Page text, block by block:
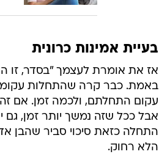
בעיית אמינות כרונית
אז את אומרת לעצמך "בסדר, זו
באמת. כבר קרה שהתחלות
עקום התחלתם, ולכמה זמן. אם זה
אבל ככל שזה נמשך יותר זמן, גם
התחלה כזאת סיכוי סביר שהבן
הלא רחוק.